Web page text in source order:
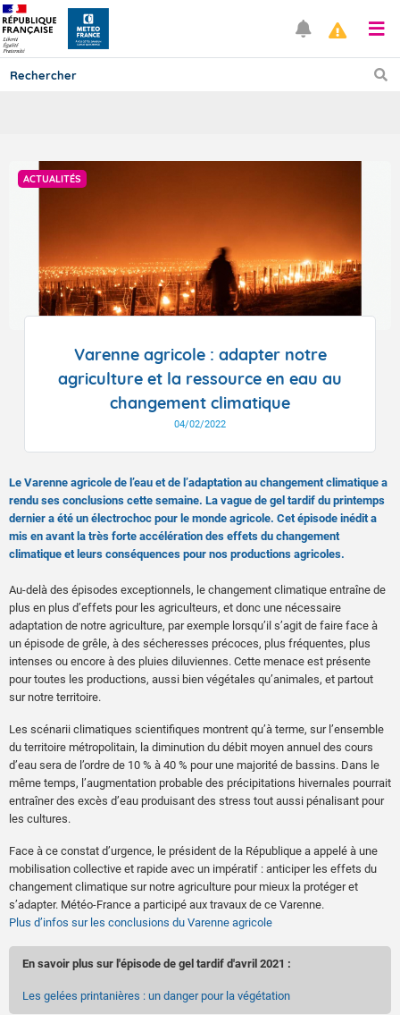
Articles
ACTUALITÉS
Varenne agricole : adapter notre
agriculture et la ressource en eau au
changement climatique
04/02/2022
Le Varenne agricole de l’eau et de l’adaptation au changement climatique a
rendu ses conclusions cette semaine. La vague de gel tardif du printemps
dernier a été un électrochoc pour le monde agricole. Cet épisode inédit a
mis en avant la très forte accélération des effets du changement
climatique et leurs conséquences pour nos productions agricoles.
Au-delà des épisodes exceptionnels, le changement climatique entraîne de
plus en plus d’effets pour les agriculteurs, et donc une nécessaire
adaptation de notre agriculture, par exemple lorsqu’il s’agit de faire face à
un épisode de grêle, à des sécheresses précoces, plus fréquentes, plus
intenses ou encore à des pluies diluviennes. Cette menace est présente
pour toutes les productions, aussi bien végétales qu’animales, et partout
sur notre territoire.
Les scénarii climatiques scientifiques montrent qu’à terme, sur l’ensemble
du territoire métropolitain, la diminution du débit moyen annuel des cours
d’eau sera de l’ordre de 10 % à 40 % pour une majorité de bassins. Dans le
même temps, l’augmentation probable des précipitations hivernales pourrait
entraîner des excès d’eau produisant des stress tout aussi pénalisant pour
les cultures.
Face à ce constat d’urgence, le président de la République a appelé à une
mobilisation collective et rapide avec un impératif : anticiper les effets du
changement climatique sur notre agriculture pour mieux la protéger et
s’adapter. Météo-France a participé aux travaux de ce Varenne.
Plus d’infos sur les conclusions du Varenne agricole
En savoir plus sur l'épisode de gel tardif d'avril 2021 :
Les gelées printanières : un danger pour la végétation